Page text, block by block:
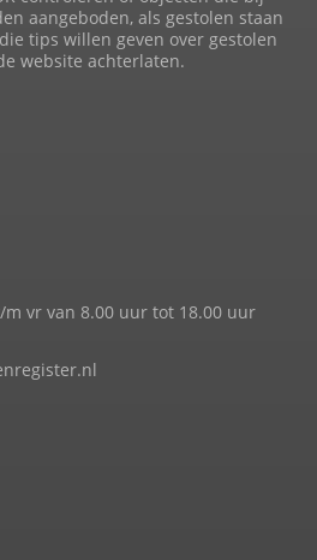
aangeboden, als gestolen staan
tips willen geven over gestolen
website achterlaten.
vr van 8.00 uur tot 18.00 uur